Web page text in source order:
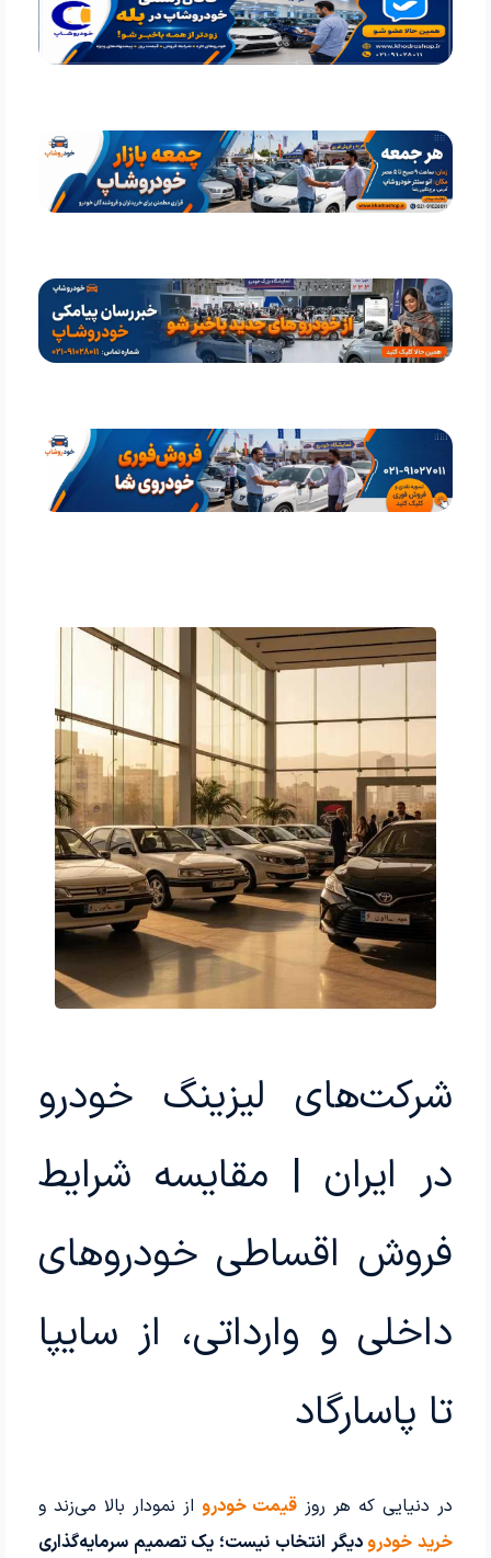
شرکت‌های لیزینگ خودرو
در ایران | مقایسه شرایط
فروش اقساطی خودروهای
داخلی و وارداتی، از سایپا
تا پاسارگاد
در دنیایی که هر روز قیمت خودرو از نمودار بالا می‌زند و
خرید خودرودیگر انتخاب نیست؛ یک تصمیم سرمایه‌گذاری